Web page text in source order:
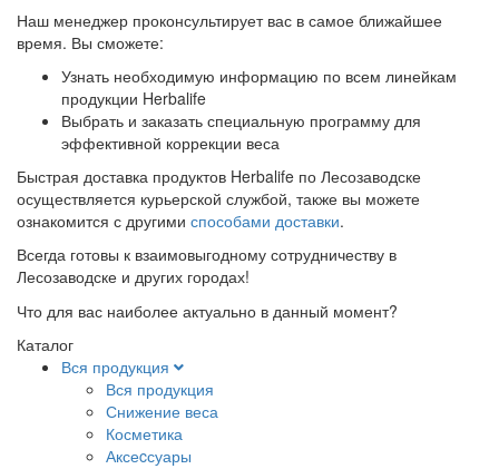
Наш менеджер проконсультирует вас в самое ближайшее
время. Вы сможете:
Узнать необходимую информацию по всем линейкам
продукции Herbalife
Выбрать и заказать специальную программу для
эффективной коррекции веса
Быстрая доставка продуктов Herbalife по Лесозаводске
осуществляется курьерской службой, также вы можете
ознакомится с другими способами доставки.
Всегда готовы к взаимовыгодному сотрудничеству в
Лесозаводске и других городах!
Что для вас наиболее актуально в данный момент?
Каталог
Вся продукция
Вся продукция
Снижение веса
Косметика
Аксеcсуары